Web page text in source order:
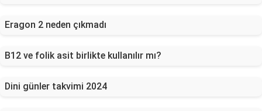
Eragon 2 neden çıkmadı
B12 ve folik asit birlikte kullanılır mı?
Dini günler takvimi 2024